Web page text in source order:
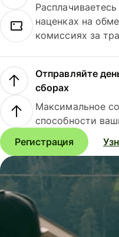
наценках на
комиссиях за
Отправляйте
сборах
Максимальное
способности
Регистрация